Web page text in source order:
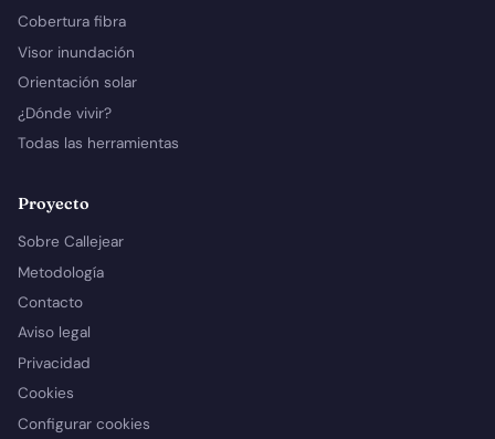
Cobertura fibra
Visor inundación
Orientación solar
¿Dónde vivir?
Todas las herramientas
Proyecto
Sobre Callejear
Metodología
Contacto
Aviso legal
Privacidad
Cookies
Configurar cookies